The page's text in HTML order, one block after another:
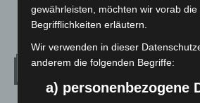
Wetter
gewährleisten, möchten wir vorab die
Begrifflichkeiten erläutern.
Wir verwenden in dieser
anderem die folgenden Begriffe:
a) personenbezogene